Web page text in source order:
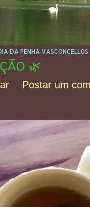
DA PENHA VASCONCELLOS
🌿
Postar um